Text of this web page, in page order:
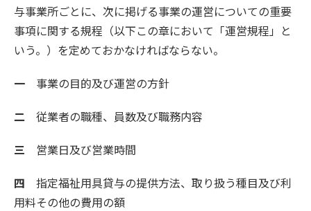
与事業所ごとに、次に掲げる事業の運営についての重要
事項に関する規程（以下この章において「運営規程」と
いう。）を定めておかなければならない。
一 事業の目的及び運営の方針
二 従業者の職種、員数及び職務内容
三 営業日及び営業時間
四 指定福祉用具貸与の提供方法、取り扱う種目及び利
用料その他の費用の額